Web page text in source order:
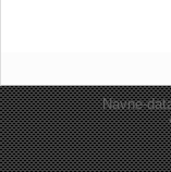
Navne-